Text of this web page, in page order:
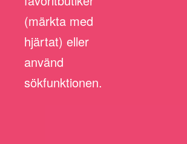
(märkta med
hjärtat) eller
använd
sökfunktionen.